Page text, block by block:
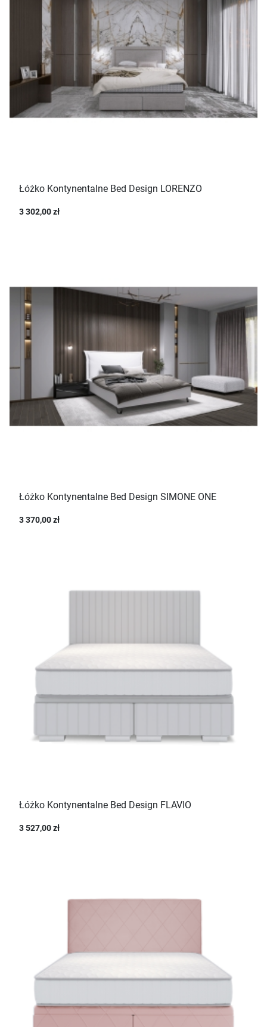
Łóżko Kontynentalne Bed Design LORENZO
3 302,00 zł
Łóżko Kontynentalne Bed Design SIMONE ONE
3 370,00 zł
Łóżko Kontynentalne Bed Design FLAVIO
3 527,00 zł